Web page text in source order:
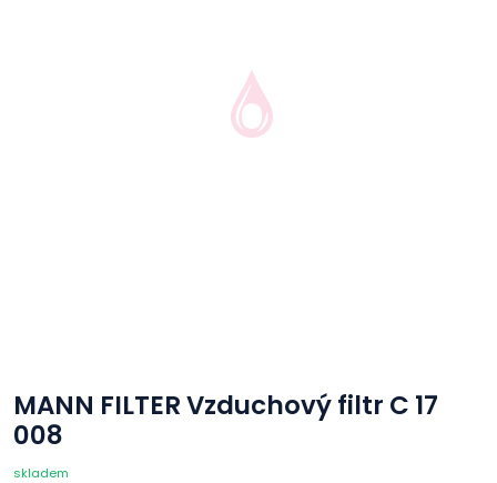
MANN FILTER Vzduchový filtr C 17
008
skladem